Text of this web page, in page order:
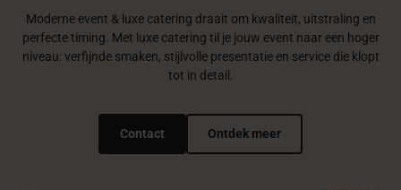
Inspiratie
Moderne event & luxe catering draait om kwaliteit, uitstraling en
perfecte timing. Met luxe catering til je jouw event naar een hoger
niveau: verfijnde smaken, stijlvolle presentatie en service die klopt
tot in detail.
Contact Ontdek meer